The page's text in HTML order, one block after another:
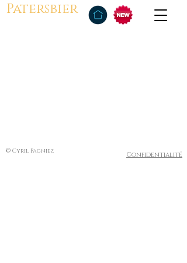
Patersbier
© Cyril Pagniez Confidentialité